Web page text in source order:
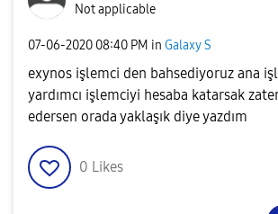
Not applicable
‎07-06-2020 08:40 PM in Galaxy S
exynos işlemci den bahsediyoruz ana
yardımcı işlemciyi hesaba katarsak
edersen orada yaklaşık diye yazdım
0 Likes